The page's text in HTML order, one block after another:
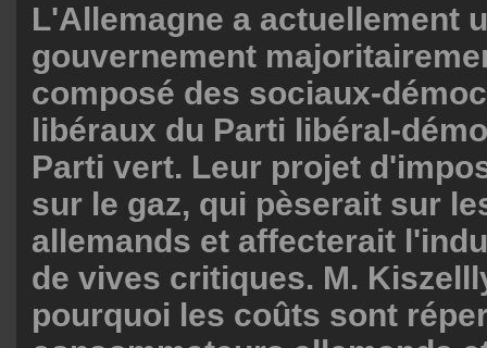
L'Allemagne a actuellement
gouvernement
composé des sociaux-
libéraux du Parti libéral-
Parti vert. Leur projet
sur le gaz, qui pèserait sur
allemands et affecterait
de vives critiques. M.
pourquoi les coûts sont